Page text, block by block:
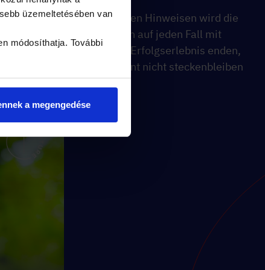
üzemeltetésében van
módosíthatja. További
a megengedése
Dank den Hinweisen wird die
Mission auf jeden Fall mit
einem Erfolgserlebnis enden,
ihr könnt nicht steckenbleiben